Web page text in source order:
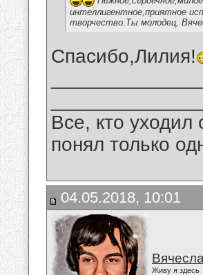
интеллигентное,приятное
творчество.Ты молодец,
Спасибо,Лилия!
Все, кто
понял только
04.05.2018, 10:01
Живу я здесь